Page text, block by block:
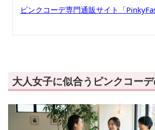
ピンクコーデ専門通販サイト「
大人女子に似合うピンクコー